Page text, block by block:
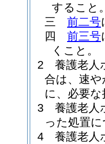
すること
三
前二号
四
前三号
くこと。
2
養護老人
合は、速
に、必要
3
養護老人
った処置
4
養護老人